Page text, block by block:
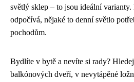
světlý sklep – to jsou ideální
odpočívá, nějaké to denní světlo
pochodům.
Bydlíte v bytě a nevíte si rady?
balkónových dveří, v nevytápěné